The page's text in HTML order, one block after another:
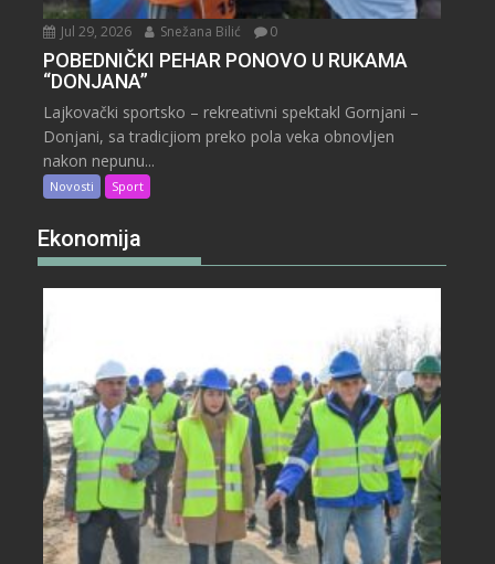
Jul 29, 2026 Snežana Bilić 0
POBEDNIČKI PEHAR PONOVO U RUKAMA
“DONJANA”
Lajkovački sportsko – rekreativni spektakl Gornjani –
Donjani, sa tradicjiom preko pola veka obnovljen
nakon nepunu...
Novosti Sport
Ekonomija